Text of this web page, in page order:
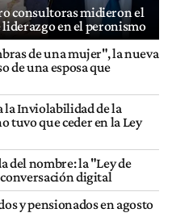
consultoras midieron el
liderazgo en el peronismo
de una mujer", la nueva
de una esposa que
la Inviolabilidad de la
tuvo que ceder en la Ley
del nombre: la "Ley de
digital
y pensionados en agosto